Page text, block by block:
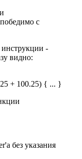
с
-
видно:
+ 100.25) { ... }
без указания